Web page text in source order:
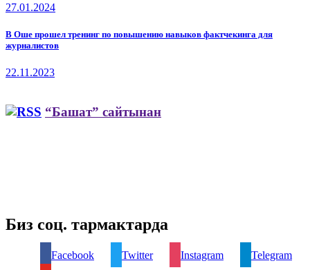
27.01.2024
В Оше прошел тренинг по повышению навыков фактчекинга для
журналистов
22.11.2023
“Башат” сайтынан
Биз соц. тармактарда
Facebook Twitter Instagram
Telegram